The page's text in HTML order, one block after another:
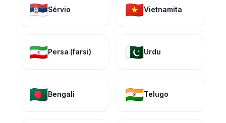
🇷🇸Sérvio 🇻🇳Vietnamita
🇮🇷Persa (farsi) 🇵🇰Urdu
🇧🇩Bengali 🇮🇳Telugo